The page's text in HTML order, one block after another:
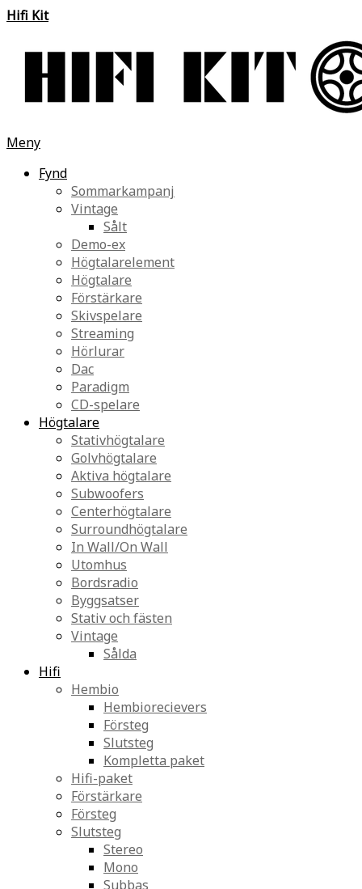
Hifi Kit
Meny
Fynd
Sommarkampanj
Vintage
Sålt
Demo-ex
Högtalarelement
Högtalare
Förstärkare
Skivspelare
Streaming
Hörlurar
Dac
Paradigm
CD-spelare
Högtalare
Stativhögtalare
Golvhögtalare
Aktiva högtalare
Subwoofers
Centerhögtalare
Surroundhögtalare
In Wall/On Wall
Utomhus
Bordsradio
Byggsatser
Stativ och fästen
Vintage
Sålda
Hifi
Hembio
Hembiorecievers
Försteg
Slutsteg
Kompletta paket
Hifi-paket
Förstärkare
Försteg
Slutsteg
Stereo
Mono
Subbas